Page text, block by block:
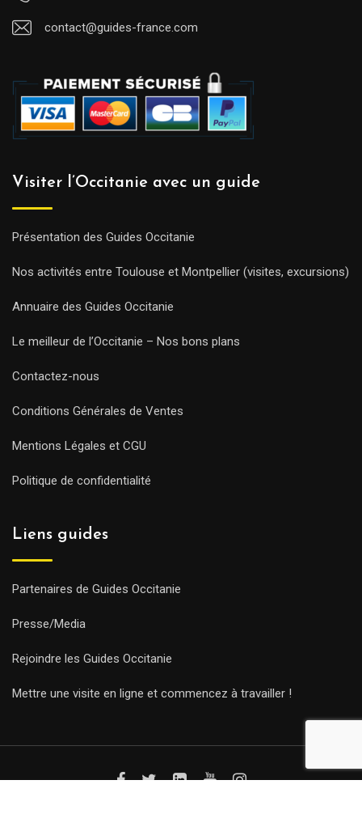
contact@guides-france.com
Visiter l’Occitanie avec un guide
Présentation des Guides Occitanie
Nos activités entre Toulouse et Montpellier (visites, excursions)
Annuaire des Guides Occitanie
Le meilleur de l’Occitanie – Nos bons plans
Contactez-nous
Conditions Générales de Ventes
Mentions Légales et CGU
Politique de confidentialité
Liens guides
Partenaires de Guides Occitanie
Presse/Media
Rejoindre les Guides Occitanie
Mettre une visite en ligne et commencez à travailler !